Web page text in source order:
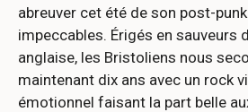
abreuver cet été de son post-
impeccables. Érigés en sauveurs
anglaise, les Bristoliens nous
maintenant dix ans avec un rock
émotionnel faisant la part belle